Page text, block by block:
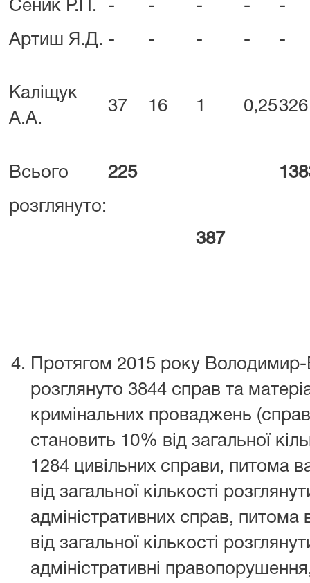
Сеник Р.П. - - - - -
Артиш Я.Д. - - - - -
Каліщук
А.А.
37 16 1 0,25326
Всього 225
розглянуто:
387
Протягом 2015 року
розглянуто 3844 справ та
кримінальних проваджень
становить 10% від загальної
1284 цивільних справи, питома
від загальної кількості
адміністративних справ, питома
від загальної кількості
адміністративні